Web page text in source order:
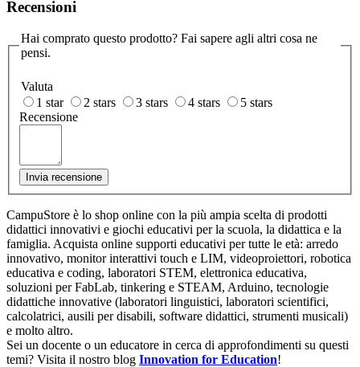
Recensioni
Hai comprato questo prodotto? Fai sapere agli altri cosa ne
pensi.
Valuta
1 star
2 stars 3 stars 4 stars
5 stars
Recensione
Invia recensione
CampuStore è lo shop online con la più ampia scelta di prodotti
didattici innovativi e giochi educativi per la scuola, la didattica e la
famiglia. Acquista online supporti educativi per tutte le età: arredo
innovativo, monitor interattivi touch e LIM, videoproiettori, robotica
educativa e coding, laboratori STEM, elettronica educativa,
soluzioni per FabLab, tinkering e STEAM, Arduino, tecnologie
didattiche innovative (laboratori linguistici, laboratori scientifici,
calcolatrici, ausili per disabili, software didattici, strumenti musicali)
e molto altro.
Sei un docente o un educatore in cerca di approfondimenti su questi
temi? Visita il nostro blog Innovation for Education!